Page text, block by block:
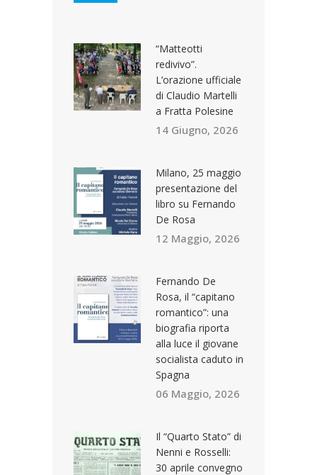
“Matteotti
redivivo”.
L’orazione ufficiale
di Claudio Martelli
a Fratta Polesine
14 Giugno, 2026
Milano, 25 maggio
presentazione del
libro su Fernando
De Rosa
12 Maggio, 2026
Fernando De
Rosa, il “capitano
romantico”: una
biografia riporta
alla luce il giovane
socialista caduto in
Spagna
06 Maggio, 2026
Il “Quarto Stato” di
Nenni e Rosselli:
30 aprile convegno